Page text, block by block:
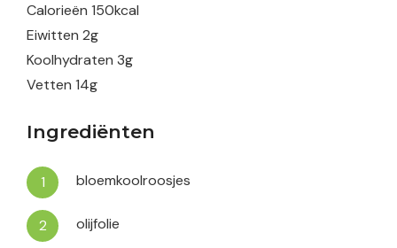
Calorieën 150kcal
Eiwitten 2g
Koolhydraten 3g
Vetten 14g
Ingrediënten
bloemkoolroosjes
olijfolie